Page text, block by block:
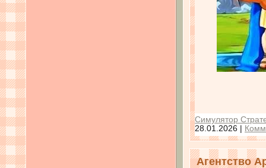
Симулятор
28.01.2026
Агентство